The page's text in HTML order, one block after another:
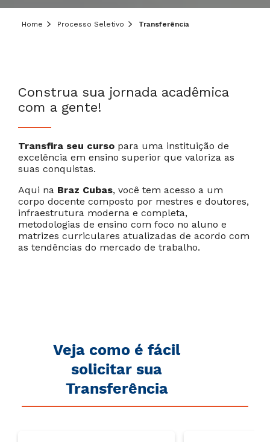
Home Processo Seletivo Transferência
Construa sua jornada acadêmica
com a gente!
Transfira seu curso para uma instituição de
excelência em ensino superior que valoriza as
suas conquistas.
Aqui na Braz Cubas, você tem acesso a um
corpo docente composto por mestres e doutores,
infraestrutura moderna e completa,
metodologias de ensino com foco no aluno e
matrizes curriculares atualizadas de acordo com
as tendências do mercado de trabalho.
Veja como é fácil
solicitar sua
Transferência
Deixe aqui o seu contato que um de nossos
consultores irá te ajudar!
Cancelar